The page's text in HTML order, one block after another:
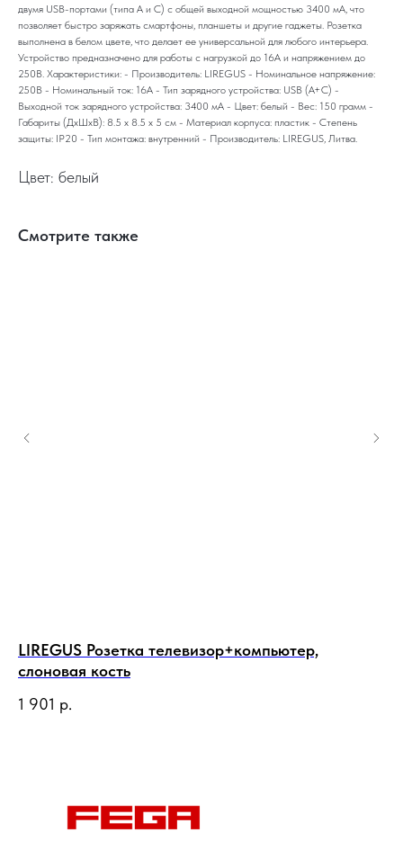
двумя USB-портами (типа A и C) с общей выходной мощностью 3400 мА, что
позволяет быстро заряжать смартфоны, планшеты и другие гаджеты. Розетка
выполнена в белом цвете, что делает ее универсальной для любого интерьера.
Устройство предназначено для работы с нагрузкой до 16А и напряжением до
250В. Характеристики: - Производитель: LIREGUS - Номинальное напряжение:
250В - Номинальный ток: 16А - Тип зарядного устройства: USB (A+C) -
Выходной ток зарядного устройства: 3400 мА - Цвет: белый - Вес: 150 грамм -
Габариты (ДхШхВ): 8.5 x 8.5 x 5 см - Материал корпуса: пластик - Степень
защиты: IP20 - Тип монтажа: внутренний - Производитель: LIREGUS, Литва.
Цвет: белый
Смотрите также
LIREGUS Розетка телевизор+компьютер,
слоновая кость
1 901 р.